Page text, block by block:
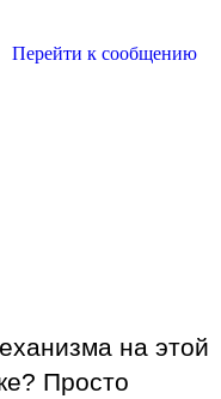
Перейти к сообщению
на этой
Просто